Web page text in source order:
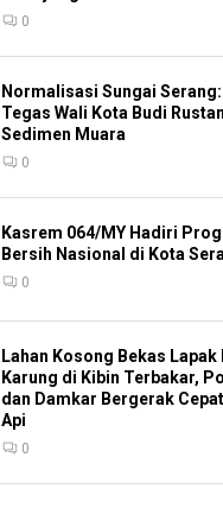
0
Normalisasi Sungai
Tegas Wali Kota Budi
Sedimen Muara
0
Kasrem 064/MY Hadiri
Bersih Nasional di Kota
0
Lahan Kosong Bekas Lapak
Karung di Kibin Terbakar,
dan Damkar Bergerak
Api
0